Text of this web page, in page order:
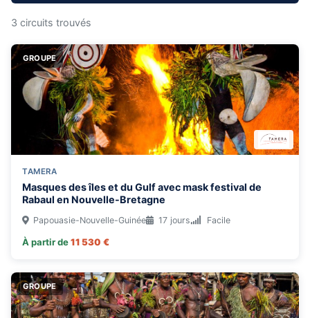
DURÉE
1 semaine 2 semaines 3 semaines
+3 semaines
THÉMATIQUE
🛶 canoë-kayak
Groupe Liberté
3 circuits trouvés
GROUPE
TAMERA
Masques des îles et du Gulf avec mask festival de
Rabaul en Nouvelle-Bretagne
Papouasie-Nouvelle-Guinée 17 jours Facile
À partir de11 530 €
GROUPE